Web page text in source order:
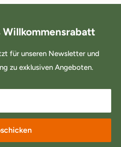
für unseren Newsletter und
zu exklusiven Angeboten.